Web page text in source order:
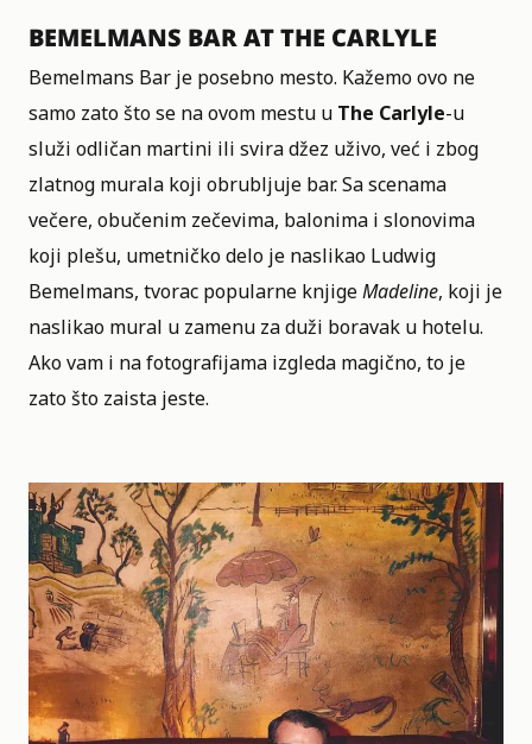
BEMELMANS BAR AT THE CARLYLE
Bemelmans Bar je posebno mesto. Kažemo ovo ne
samo zato što se na ovom mestu u The Carlyle-u
služi odličan martini ili svira džez uživo, već i zbog
zlatnog murala koji obrubljuje bar. Sa scenama
večere, obučenim zečevima, balonima i slonovima
koji plešu, umetničko delo je naslikao Ludwig
Bemelmans, tvorac popularne knjigeMadeline, koji je
naslikao mural u zamenu za duži boravak u hotelu.
Ako vam i na fotografijama izgleda magično, to je
zato što zaista jeste.